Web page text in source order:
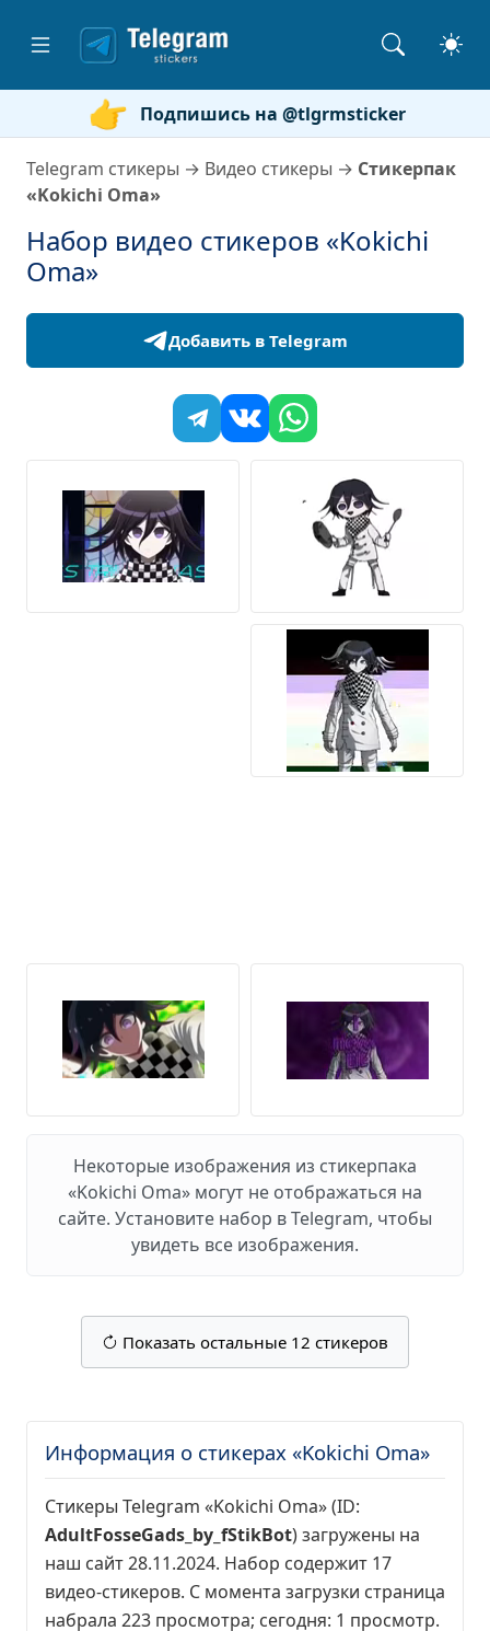
Подпишись на @tlgrmsticker
Telegram стикеры → Видео стикеры → Стикерпак
«Kokichi Oma»
Набор видео стикеров «Kokichi
Oma»
Добавить в Telegram
Некоторые изображения из стикерпака
«Kokichi Oma» могут не отображаться на
сайте. Установите набор в Telegram, чтобы
увидеть все изображения.
Показать остальные 12 стикеров
Информация о стикерах «Kokichi Oma»
Стикеры Telegram «Kokichi Oma» (ID:
AdultFosseGads_by_fStikBot) загружены на
наш сайт 28.11.2024. Набор содержит 17
видео-стикеров. С момента загрузки страница
набрала 223 просмотра; сегодня: 1 просмотр.